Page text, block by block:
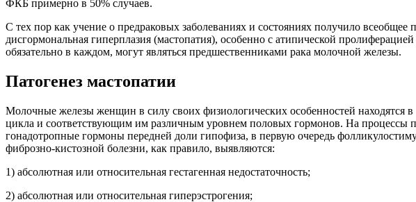
ФКБ примерно в 50% случаев.
С тех пор как учение о предраковых заболеваниях и состояниях получило
дисгормональная гиперплазия (мастопатия), особенно с атипической
обязательно в каждом, могут являться предшественниками рака молочной железы.
Патогенез мастопатии
Молочные железы женщин в силу своих физиологических особенностей находятся
цикла и соответствующим им различным уровнем половых гормонов. На процессы
гонадотропные гормоны передней доли гипофиза, в первую очередь
фиброзно-кистозной болезни, как правило, выявляются:
1) абсолютная или относительная гестагенная недостаточность;
2) абсолютная или относительная гиперэстрогения;